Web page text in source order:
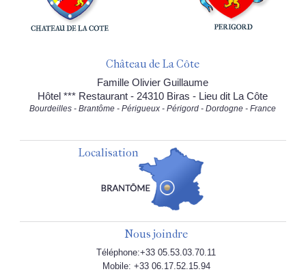
Château de La Côte
Famille Olivier Guillaume
Hôtel *** Restaurant - 24310 Biras - Lieu dit La Côte
Bourdeilles - Brantôme - Périgueux - Périgord - Dordogne - France
Localisation
Nous joindre
Téléphone:+33 05.53.03.70.11
Mobile: +33 06.17.52.15.94